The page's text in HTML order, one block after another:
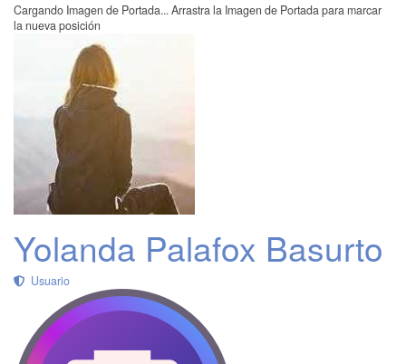
Cargando Imagen de Portada... Arrastra la Imagen de Portada para marcar
la nueva posición
Yolanda Palafox Basurto
Usuario